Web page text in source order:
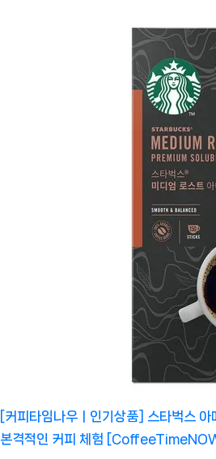
[커피타임나우ㅣ인기상품] 스타벅스 아
본격적인 커피 체험